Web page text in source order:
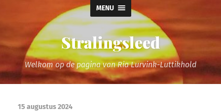
MENU
Stralingsleed
Welkom op de pagina van Ria Lurvink-Luttikhold
15 augustus 2024